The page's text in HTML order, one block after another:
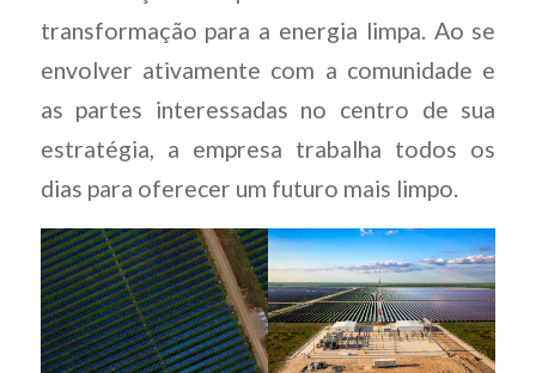
transformação para a energia limpa. Ao se
envolver ativamente com a comunidade e
as partes interessadas no centro de sua
estratégia, a empresa trabalha todos os
dias para oferecer um futuro mais limpo.